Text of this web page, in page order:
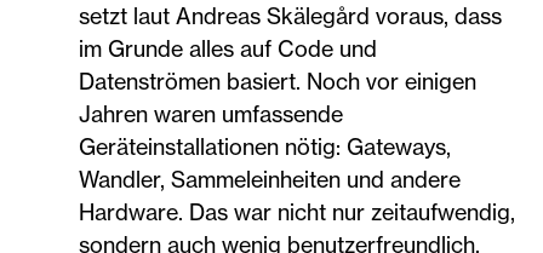
setzt laut Andreas Skälegård voraus, dass
im Grunde alles auf Code und
Datenströmen basiert. Noch vor einigen
Jahren waren umfassende
Geräteinstallationen nötig: Gateways,
Wandler, Sammeleinheiten und andere
Hardware. Das war nicht nur zeitaufwendig,
sondern auch wenig benutzerfreundlich.